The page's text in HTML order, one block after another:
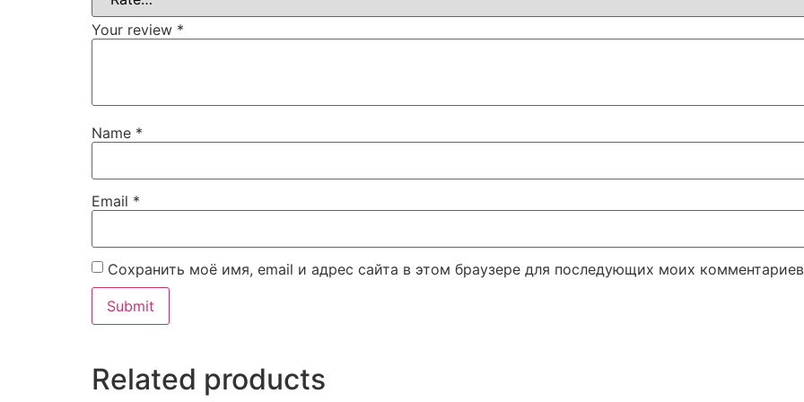
Your review *
Name *
Email *
Сохранить моё имя, email и адрес сайта в этом браузере для последующих моих
Related products